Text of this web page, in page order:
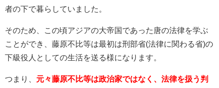
者の下で暮らしていました。
そのため、この頃アジアの大帝国であった唐の法律を学ぶ
ことができ、藤原不比等は最初は刑部省(法律に関わる省)の
下級役人としての生活を送る様になります。
つまり、 元々藤原不比等は政治家ではなく、法律を扱う判